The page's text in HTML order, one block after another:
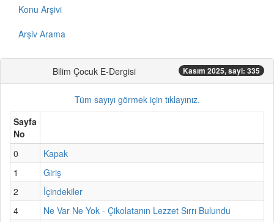
Konu Arşivi
Arşiv Arama
Bilim Çocuk E-Dergisi Kasım 2025, sayi: 335
Tüm sayıyı görmek için tıklayınız.
Sayfa
No
0
Kapak
1
Giriş
2
İçindekiler
4
Ne Var Ne Yok - Çikolatanın Lezzet Sırrı Bulundu